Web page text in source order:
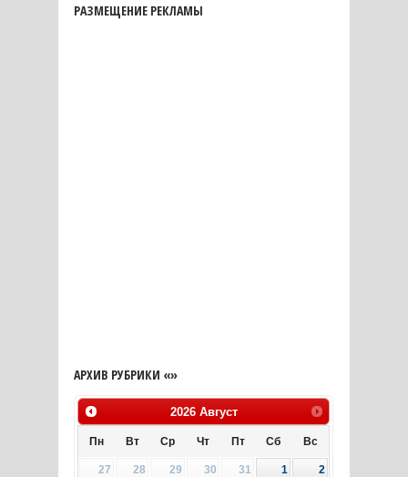
РАЗМЕЩЕНИЕ РЕКЛАМЫ
АРХИВ РУБРИКИ «»
2026 Август
Пн Вт Ср Чт Пт Сб Вс
27 28 29 30 31 1
2